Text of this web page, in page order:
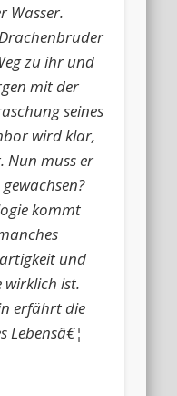
Wasser.
zu ihr und
mit der
seines
wird klar,
Nun muss er
kommt
und
wirklich ist.
erfährt die
Lebensâ€¦